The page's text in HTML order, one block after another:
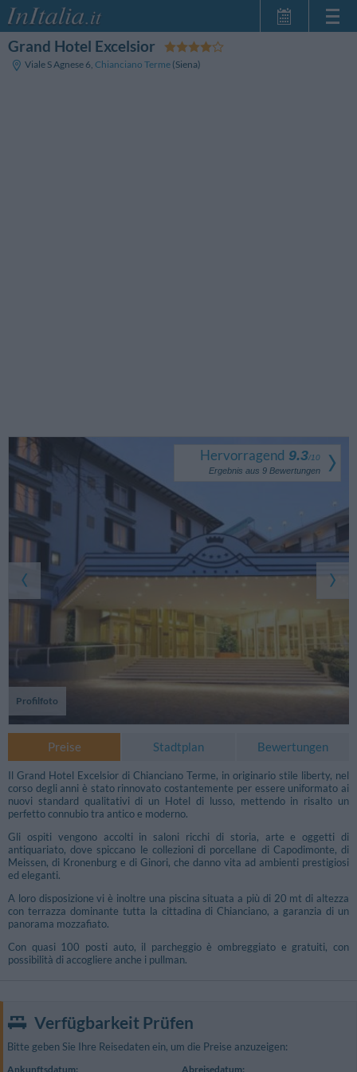
Grand Hotel Excelsior
Viale S Agnese 6, Chianciano Terme (Siena)
Profilfoto
Hervorragend 9.3/10
Ergebnis aus 9 Bewertungen
Preise Stadtplan Bewertungen
Il Grand Hotel Excelsior di Chianciano Terme, in originario stile liberty, nel
corso degli anni è stato rinnovato costantemente per essere uniformato ai
nuovi standard qualitativi di un Hotel di lusso, mettendo in risalto un
perfetto connubio tra antico e moderno.
Gli ospiti vengono accolti in saloni ricchi di storia, arte e oggetti di
antiquariato, dove spiccano le collezioni di porcellane di Capodimonte, di
Meissen, di Kronenburg e di Ginori, che danno vita ad ambienti prestigiosi
ed eleganti.
A loro disposizione vi è inoltre una piscina situata a più di 20 mt di altezza
con terrazza dominante tutta la cittadina di Chianciano, a garanzia di un
panorama mozzafiato.
Con quasi 100 posti auto, il parcheggio è ombreggiato e gratuiti, con
possibilità di accogliere anche i pullman.
Verfügbarkeit Prüfen
Bitte geben Sie Ihre Reisedaten ein, um die Preise anzuzeigen:
Ankunftsdatum: Abreisedatum: